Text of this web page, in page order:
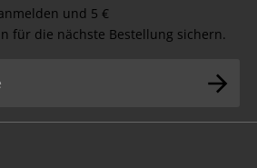
und 5 €
für die nächste Bestellung sichern.